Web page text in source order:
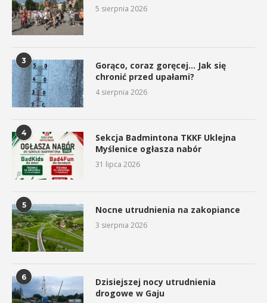
5 sierpnia 2026
3
Gorąco, coraz goręcej… Jak się
chronić przed upałami?
4 sierpnia 2026
4
Sekcja Badmintona TKKF Uklejna
Myślenice ogłasza nabór
31 lipca 2026
5 Nocne utrudnienia na zakopiance
3 sierpnia 2026
6
Dzisiejszej nocy utrudnienia
drogowe w Gaju